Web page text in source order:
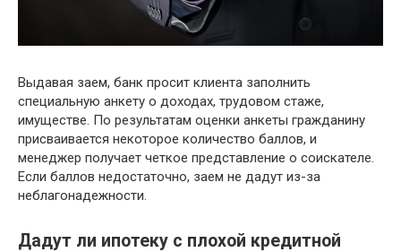
Выдавая заем, банк просит клиента заполнить
специальную анкету о доходах, трудовом стаже,
имуществе. По результатам оценки анкеты гражданину
присваивается некоторое количество баллов, и
менеджер получает четкое представление о соискателе.
Если баллов недостаточно, заем не дадут из-за
неблагонадежности.
Дадут ли ипотеку с плохой кредитной